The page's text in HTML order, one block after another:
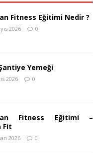
Fitness Eğitimi Nedir ?
2026 0
Yemeği
2026 0
Fitness Eğitimi –
Fit
2026 0